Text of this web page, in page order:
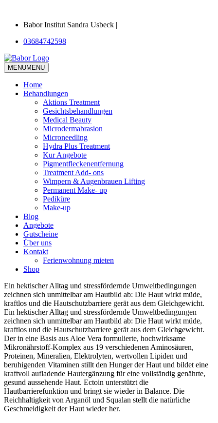
Babor Institut Sandra Usbeck |
03684742598
MENUMENU
Home
Behandlungen
Aktions Treatment
Gesichtsbehandlungen
Medical Beauty
Microdermabrasion
Microneedling
Hydra Plus Treatment
Kur Angebote
Pigmentfleckenentfernung
Treatment Add- ons
Wimpern & Augenbrauen Lifting
Permanent Make- up
Pediküre
Make-up
Blog
Angebote
Gutscheine
Über uns
Kontakt
Ferienwohnung mieten
Shop
Ein hektischer Alltag und stressfördernde Umweltbedingungen
zeichnen sich unmittelbar am Hautbild ab: Die Haut wirkt müde,
kraftlos und die Hautschutzbarriere gerät aus dem Gleichgewicht.
Ein hektischer Alltag und stressfördernde Umweltbedingungen
zeichnen sich unmittelbar am Hautbild ab: Die Haut wirkt müde,
kraftlos und die Hautschutzbarriere gerät aus dem Gleichgewicht.
Der in eine Basis aus Aloe Vera formulierte, hochwirksame
Mikronährstoff-Komplex aus 19 verschiedenen Aminosäuren,
Proteinen, Mineralien, Elektrolyten, wertvollen Lipiden und
beruhigenden Vitaminen stillt den Hunger der Haut und bildet eine
kraftvoll aufladende Hautergänzung für eine vollständig genährte,
gesund aussehende Haut. Ectoin unterstützt die
Hautbarrierefunktion und bringt sie wieder in Balance. Die
Reichhaltigkeit von Arganöl und Squalan stellt die natürliche
Geschmeidigkeit der Haut wieder her.